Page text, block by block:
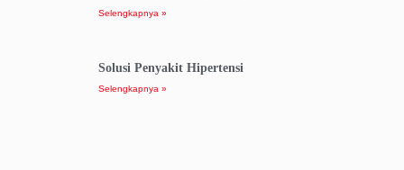
Selengkapnya »
Solusi Penyakit Hipertensi
Selengkapnya »